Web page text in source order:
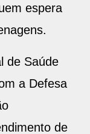
espera
de Saúde
a Defesa
de